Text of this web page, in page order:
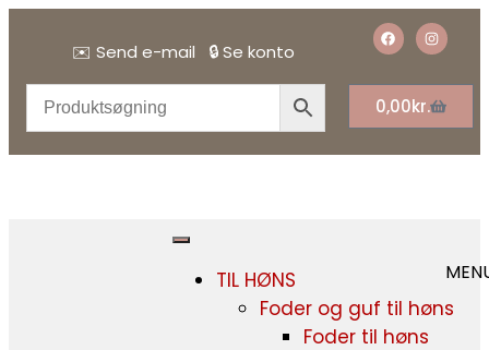
✉️ Send e-mail 🔒Se konto
0,00kr.
TIL HØNS
Foder og guf til høns
Foder til høns